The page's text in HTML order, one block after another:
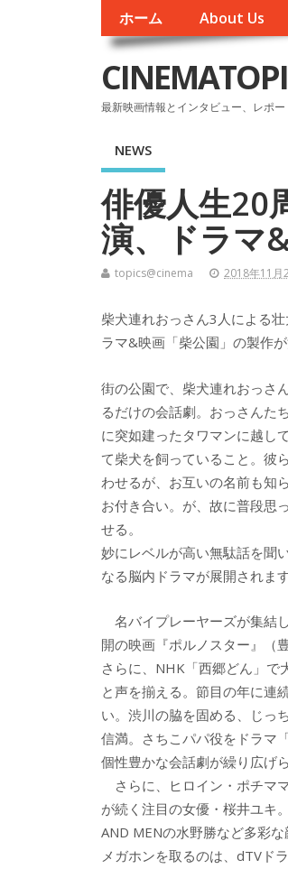
ホーム About Us
最新映画情報とインタビュー、レポ
NEWS
俳優人生20
演、ドラマ
topics@cinema 2018年11月
柴犬連れおっさん3人による
ラマ&映画「柴公園」の製作が
街の公園で、柴犬連れおっさ
るだけの会話劇。おっさんた
に突如建ったタワマンに越し
て柴犬を飼っていること。彼
わせるが、お互いの名前も知
お付き合い。が、故に普段思
せる。
妙にレベルが高い無駄話を聞
なる脳内ドラマが展開されます
名バイプレーヤーズが集結
開の映画『ポルノスター』（
さらに、NHK「西郷どん」で
と声を揃える。節目の年に連
い。渋川の脇を固める、じっ
信満。さちこパパ役をドラマ
個性豊かな会話劇が繰り広げら
さらに、ヒロイン・ポチマ
が続く注目の女優・桜井ユキ
AND MENの水野勝など多彩な
メガホンを取るのは、dTVド